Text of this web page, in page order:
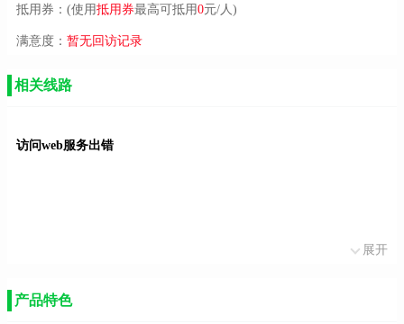
抵用券：(使用抵用券最高可抵用0元/人)
满意度： 暂无回访记录
相关线路
访问web服务出错
展开
产品特色